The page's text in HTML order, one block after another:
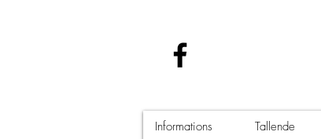
Informations Tallende